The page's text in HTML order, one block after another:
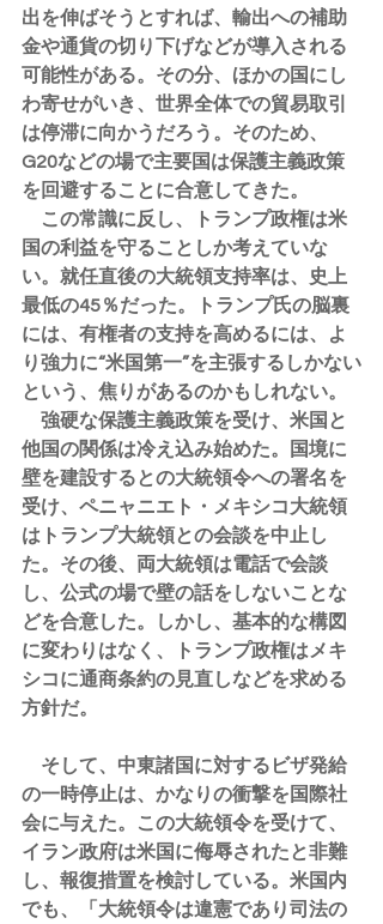
出を伸ばそうとすれば、輸出への補助
金や通貨の切り下げなどが導入される
可能性がある。その分、ほかの国にし
わ寄せがいき、世界全体での貿易取引
は停滞に向かうだろう。そのため、
G20などの場で主要国は保護主義政策
を回避することに合意してきた。
この常識に反し、トランプ政権は米
国の利益を守ることしか考えていな
い。就任直後の大統領支持率は、史上
最低の45％だった。トランプ氏の脳裏
には、有権者の支持を高めるには、よ
り強力に“米国第一”を主張するしかない
という、焦りがあるのかもしれない。
強硬な保護主義政策を受け、米国と
他国の関係は冷え込み始めた。国境に
壁を建設するとの大統領令への署名を
受け、ペニャニエト・メキシコ大統領
はトランプ大統領との会談を中止し
た。その後、両大統領は電話で会談
し、公式の場で壁の話をしないことな
どを合意した。しかし、基本的な構図
に変わりはなく、トランプ政権はメキ
シコに通商条約の見直しなどを求める
方針だ。
そして、中東諸国に対するビザ発給
の一時停止は、かなりの衝撃を国際社
会に与えた。この大統領令を受けて、
イラン政府は米国に侮辱されたと非難
し、報復措置を検討している。米国内
でも、「大統領令は違憲であり司法の